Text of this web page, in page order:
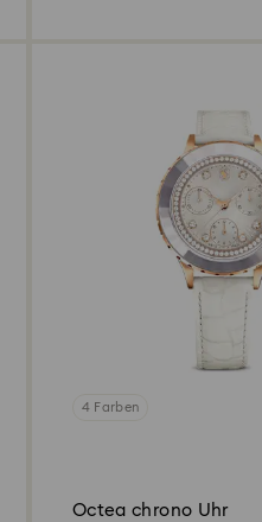
4 Farben
Octea chrono Uhr